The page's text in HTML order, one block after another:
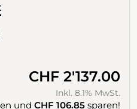
CHF 2'137.00
Inkl. 8.1% MwSt.
und CHF 106.85 sparen!